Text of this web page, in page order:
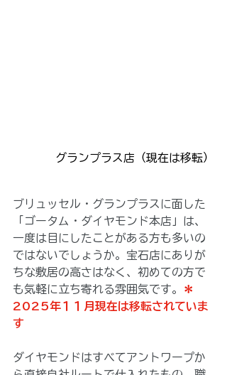
グランプラス店（現在は移転）
ブリュッセル・グランプラスに面した
「ゴータム・ダイヤモンド本店」は、
一度は目にしたことがある方も多いの
ではないでしょうか。宝石店にありが
ちな敷居の高さはなく、初めての方で
も気軽に立ち寄れる雰囲気です。
＊
2025年１１月現在は移転されていま
す
ダイヤモンドはすべてアントワープか